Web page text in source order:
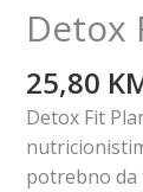
Detox
25,80
Detox Fit
potrebno da
Plan
set
filter
čaj
količina